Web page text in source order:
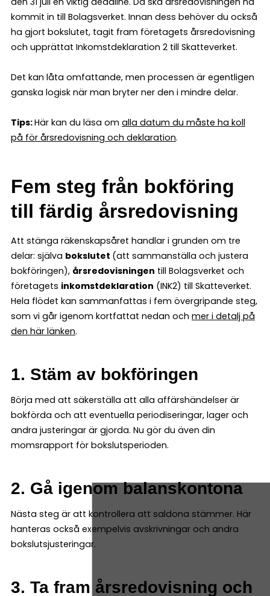
kommit in till Bolagsverket. Innan dess behöver du också
ha gjort bokslutet, tagit fram företagets årsredovisning
och upprättat Inkomstdeklaration 2 till Skatteverket.
Det kan låta omfattande, men processen är egentligen
ganska logisk när man bryter ner den i mindre delar.
Tips:Här kan du läsa om alla datum du måste ha koll
på för årsredovisning och deklaration.
Fem steg från bokföring
till färdig årsredovisning
Att stänga räkenskapsåret handlar i grunden om tre
delar: själva bokslutet (att sammanställa och justera
bokföringen), årsredovisningen till Bolagsverket och
företagets inkomstdeklaration (INK2) till Skatteverket.
Hela flödet kan sammanfattas i fem övergripande steg,
som vi går igenom kortfattat nedan och mer i detalj på
den här länken.
1. Stäm av bokföringen
Börja med att säkerställa att alla affärshändelser är
bokförda och att eventuella periodiseringar, lager och
andra justeringar är gjorda. Nu gör du även din
momsrapport för bokslutsperioden.
2. Gå igenom balanskontona
Nästa steg är att kontrollera att saldona stämmer. Här
hanteras också exempelvis avskrivningar och andra
bokslutsjusteringar.
3. Ta fram årsredovisning och